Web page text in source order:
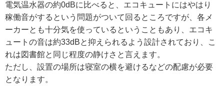
電気温水器の約0dBに比べると、エコキュートにはやはり
稼働音がするという問題がついて回るところですが、各メ
ーカーとも十分気を使っているということもあり、エコキ
ュートの音は約33dBと抑えられるよう設計されており、こ
れは図書館と同じ程度の静けさと言えます。
ただし、設置の場所は寝室の横を避けるなどの配慮が必要
となります。